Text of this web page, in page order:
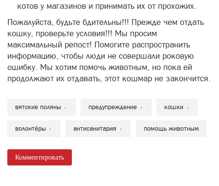
котов у магазинов и принимать их от прохожих.
Пожалуйста, будьте бдительны!!! Прежде чем отдать
кошку, проверьте условия!!! Мы просим
максимальный репост! Помогите распространить
информацию, чтобы люди не совершали роковую
ошибку. Мы хотим помочь животным, но пока ей
продолжают их отдавать, этот кошмар не закончится.
вятские поляны предупреждение кошки
волонтёры антисанитария помощь животным
Комментировать